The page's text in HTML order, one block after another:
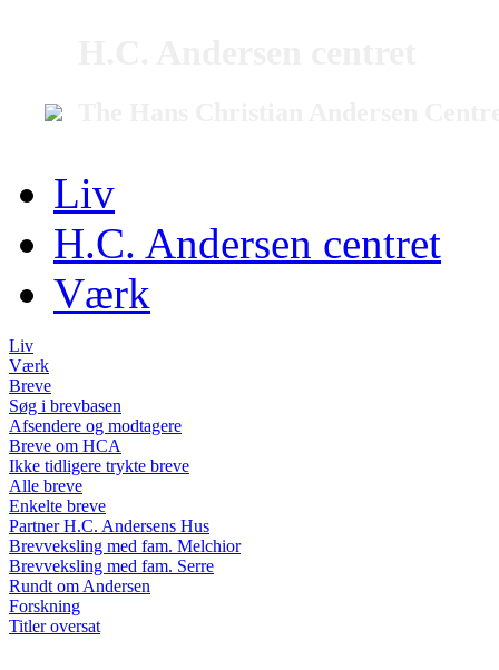
Liv
H.C. Andersen centret
Værk
Liv
Værk
Breve
Søg i brevbasen
Afsendere og modtagere
Breve om HCA
Ikke tidligere trykte breve
Alle breve
Enkelte breve
Partner H.C. Andersens Hus
Brevveksling med fam. Melchior
Brevveksling med fam. Serre
Rundt om Andersen
Forskning
Titler oversat